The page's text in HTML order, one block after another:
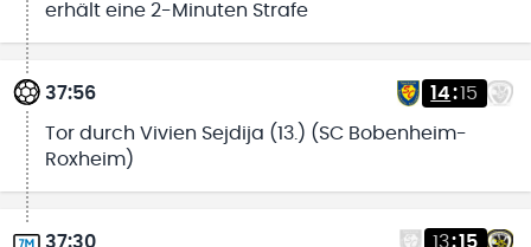
erhält eine 2-Minuten Strafe
37:56 14:15
Tor durch Vivien Sejdija (13.) (SC Bobenheim-
Roxheim)
37:30 13:15